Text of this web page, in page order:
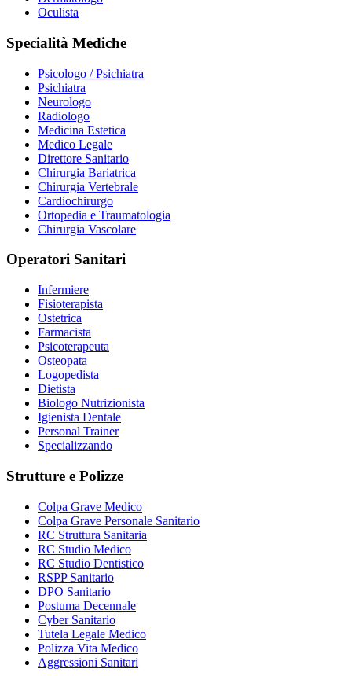
Oculista
Specialità Mediche
Psicologo / Psichiatra
Psichiatra
Neurologo
Radiologo
Medicina Estetica
Medico Legale
Direttore Sanitario
Chirurgia Bariatrica
Chirurgia Vertebrale
Cardiochirurgo
Ortopedia e Traumatologia
Chirurgia Vascolare
Operatori Sanitari
Infermiere
Fisioterapista
Ostetrica
Farmacista
Psicoterapeuta
Osteopata
Logopedista
Dietista
Biologo Nutrizionista
Igienista Dentale
Personal Trainer
Specializzando
Strutture e Polizze
Colpa Grave Medico
Colpa Grave Personale Sanitario
RC Struttura Sanitaria
RC Studio Medico
RC Studio Dentistico
RSPP Sanitario
DPO Sanitario
Postuma Decennale
Cyber Sanitario
Tutela Legale Medico
Polizza Vita Medico
Aggressioni Sanitari